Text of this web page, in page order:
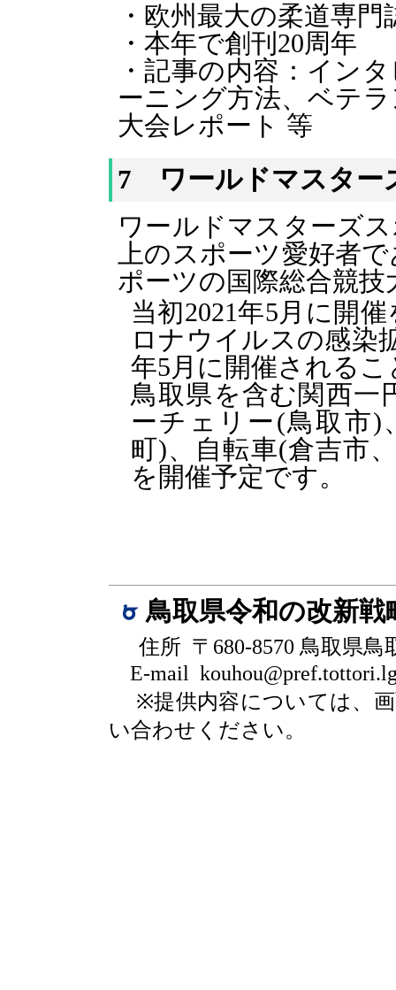
・欧州最大の柔道専
・本年で創刊20周年
・記事の内容：イン
ーニング方法、ベテ
大会レポート 等
7 ワールドマスター
ワールドマスターズ
上のスポーツ愛好者
ポーツの国際総合競技
当初2021年5月に開
ロナウイルスの感染
年5月に開催される
鳥取県を含む関西一
ーチェリー(鳥取市)
町)、自転車(倉吉市
を開催予定です。
鳥取県令和の改新
住所 〒680-8570 鳥取県鳥
E-mail
※提供内容については、
い合わせください。